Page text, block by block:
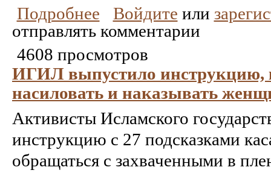
Подробнее
Войдите или
отправлять комментарии
4608 просмотров
ИГИЛ выпустило инструкцию,
насиловать и наказывать
Активисты Исламского
инструкцию с 27 подсказками
обращаться с захваченными в